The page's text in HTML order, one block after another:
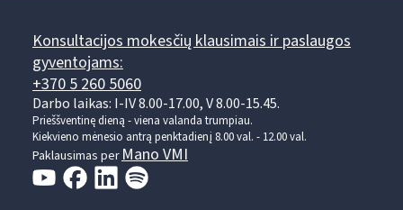
Konsultacijos mokesčių klausimais ir paslaugos
gyventojams:
+370 5 260 5060
Darbo laikas: I-IV 8.00-17.00, V 8.00-15.45.
Prieššventinę dieną - viena valanda trumpiau.
Kiekvieno mėnesio antrą penktadienį 8.00 val. - 12.00 val.
Paklausimas perMano VMI